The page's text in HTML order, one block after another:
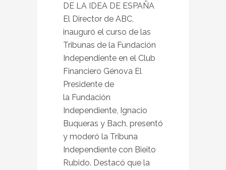
DE LA IDEA DE ESPAÑA
El Director de ABC,
inauguró el curso de las
Tribunas de la Fundación
Independiente en el Club
Financiero Génova El
Presidente de
la Fundación
Independiente, Ignacio
Buqueras y Bach, presentó
y moderó la Tribuna
Independiente con Bieito
Rubido. Destacó que la